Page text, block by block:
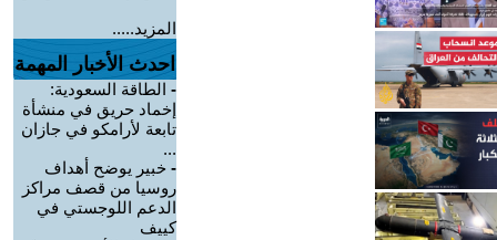
المزيد.....
احدث الأخبار المهمة
- الطاقة السعودية:
إخماد حريق في منشأة
تابعة لأرامكو في جازان
...
- خبير يوضح أهداف
روسيا من قصف مراكز
الدعم اللوجستي في
كييف